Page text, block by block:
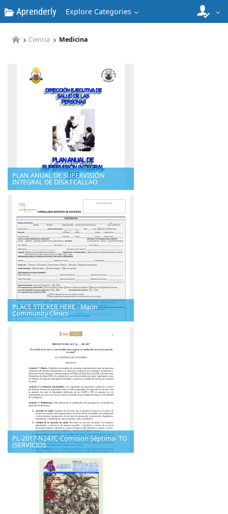
Aprenderly Explore Categories
Ciencia Medicina
PLAN ANUAL DE SUPERVISIÓN
INTEGRAL DE DISA I CALLAO
PLACE STICKER HERE - Marin
Community Clinics
PL-2017-N247C-Comision Séptima- TO
(SERVICIOS